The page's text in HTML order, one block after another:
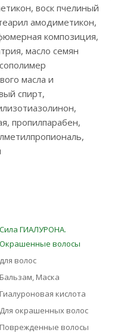
воск пчелиный
амодиметикон,
композиция,
масло семян
масла и
спирт,
пропилпарабен,
Сила ГИАЛУРОНА.
Окрашенные волосы
для волос
Бальзам, Маска
Гиалуроновая кислота
Для окрашенных волос
Поврежденные волосы